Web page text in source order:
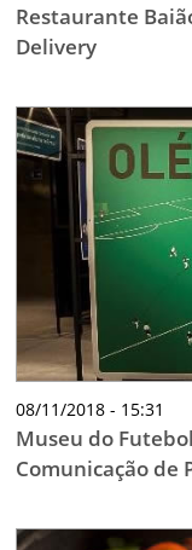
Restaurante
Delivery
08/11/2018 - 15:31
Museu do
Comunicação de